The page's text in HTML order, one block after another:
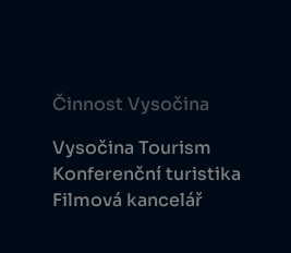
Činnost Vysočina
Vysočina Tourism
Konferenční turistika
Filmová kancelář